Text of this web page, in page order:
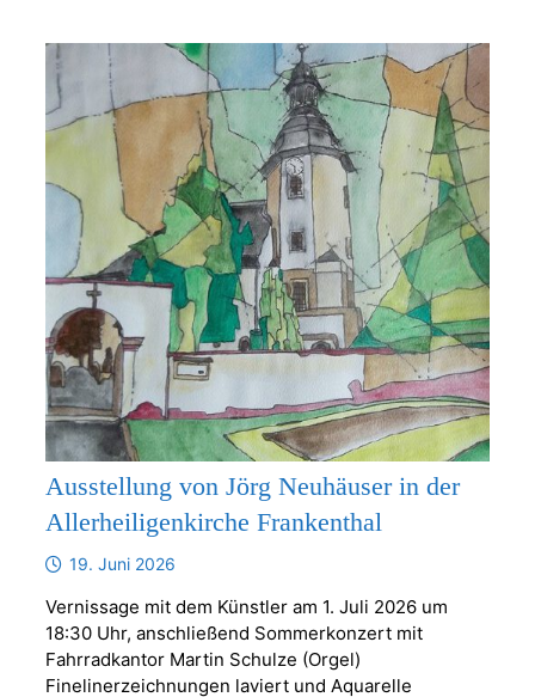
Ausstellung von Jörg Neuhäuser in der
Allerheiligenkirche Frankenthal
19. Juni 2026
Vernissage mit dem Künstler am 1. Juli 2026 um
18:30 Uhr, anschließend Sommerkonzert mit
Fahrradkantor Martin Schulze (Orgel)
Finelinerzeichnungen laviert und Aquarelle